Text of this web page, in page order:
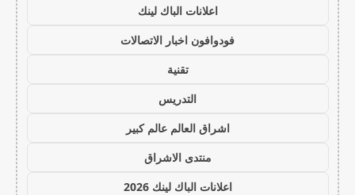
اعلانات الباك لينك
فودوافون اخبار الاتصالات
تقنية
التدريس
اشراق العالم عالم كبير
منتدى الاشراق
اعلانات الباك لينك 2026